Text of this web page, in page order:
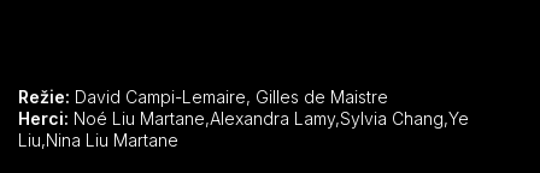
Režie: David Campi-Lemaire, Gilles de Maistre
Herci:
Liu,Nina Liu Martane